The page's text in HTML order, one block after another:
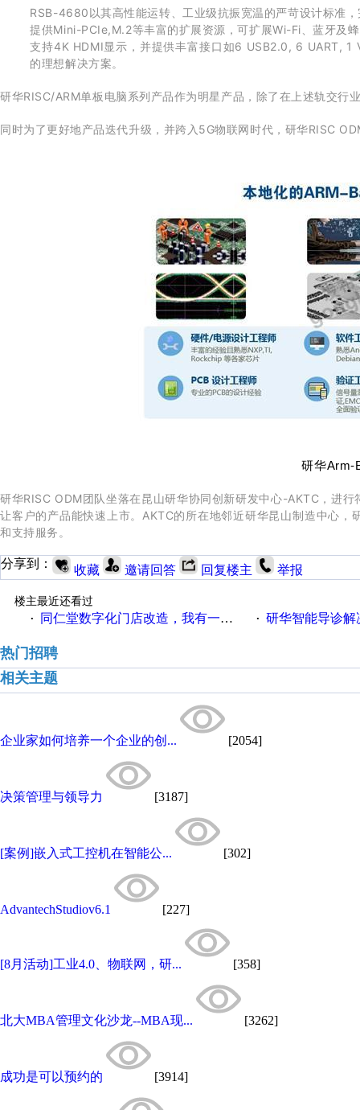
RSB-4680以其高性能运转、工业级抗振宽温的严苛设计标准
提供Mini-PCIe,M.2等丰富的扩展资源，可扩展Wi-Fi、蓝牙及
支持4K HDMI显示，并提供丰富接口如6 USB2.0, 6 UART, 1
的理想解决方案。
研华RISC/ARM单板电脑系列产品作为明星产品，除了在上述轨交行
同时为了更好地产品迭代升级，并跨入5G物联网时代，研华RISC
研华Arm-
研华RISC ODM团队坐落在昆山研华协同创新研发中心-AKTC，进
让客户的产品能快速上市。AKTC的所在地邻近研华昆山制造中心
和支持服务。
分享到： 收藏 邀请回答 回复楼主 举报
楼主最近还看过
·
同仁堂数字化门店改造，我有一剂良方 · 研华智能导诊解
热门招聘
相关主题
企业家如何培养一个企业的创... [2054]
决策管理与领导力 [3187]
[案例]嵌入式工控机在智能公... [302]
AdvantechStudiov6.1 [227]
[8月活动]工业4.0、物联网，研... [358]
北大MBA管理文化沙龙--MBA现... [3262]
成功是可以预约的 [3914]